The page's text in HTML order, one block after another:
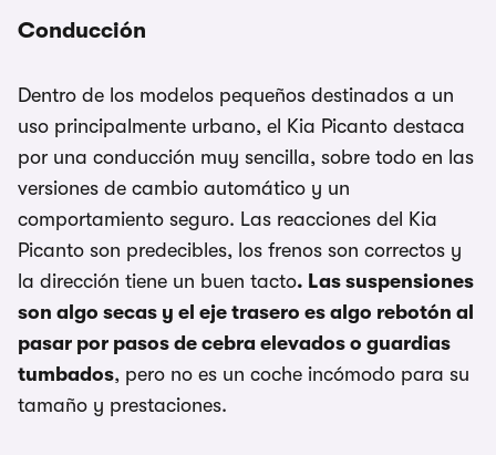
Conducción
Dentro de los modelos pequeños destinados a un
uso principalmente urbano, el Kia Picanto destaca
por una conducción muy sencilla, sobre todo en las
versiones de cambio automático y un
comportamiento seguro. Las reacciones del Kia
Picanto son predecibles, los frenos son correctos y
la dirección tiene un buen tacto. Las suspensiones
son algo secas y el eje trasero es algo rebotón al
pasar por pasos de cebra elevados o guardias
tumbados, pero no es un coche incómodo para su
tamaño y prestaciones.